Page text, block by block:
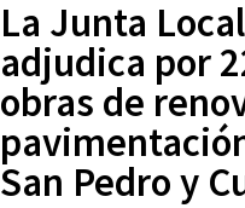
La Junta
adjudica por
obras de
San Pedro y